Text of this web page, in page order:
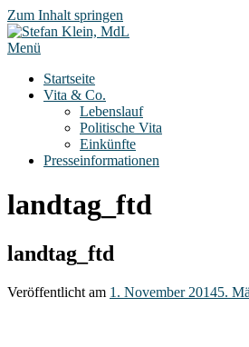
Zum Inhalt springen
Menü
Startseite
Vita & Co.
Lebenslauf
Politische Vita
Einkünfte
Presseinformationen
landtag_ftd
landtag_ftd
Veröffentlicht am 1. November 20145.